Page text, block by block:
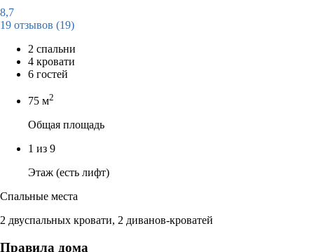
8,7
19 отзывов (19)
2 спальни
4 кровати
6 гостей
75 м2
Общая площадь
1 из 9
Этаж (есть лифт)
Спальные места
2 двуспальных кровати, 2 диванов-кроватей
Правила дома